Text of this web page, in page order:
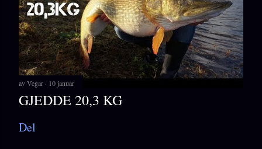
avVegar 10 januar
GJEDDE 20,3 KG
Del